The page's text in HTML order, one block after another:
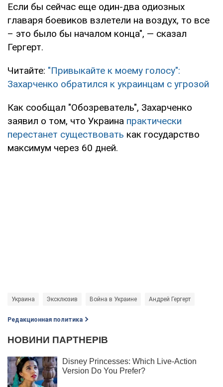
Если бы сейчас еще один-два одиозных
главаря боевиков взлетели на воздух, то все
– это было бы началом конца", — сказал
Гергерт.
Читайте: "Привыкайте к моему голосу":
Захарченко обратился к украинцам с угрозой
Как сообщал "Обозреватель", Захарченко
заявил о том, что Украина практически
перестанет существовать как государство
максимум через 60 дней.
Украина Эксклюзив Война в Украине Андрей Гергерт
Редакционная политика